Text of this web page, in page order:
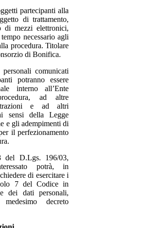
partecipanti alla
di trattamento,
di mezzi elettronici,
necessario agli
procedura. Titolare
di Bonifica.
comunicati
potranno essere
interno all’Ente
ad altre
e ad altri
sensi della Legge
e gli adempimenti di
il perfezionamento
del D.Lgs. 196/03,
potrà, in
di esercitare i
7 del Codice in
dei dati personali,
decreto